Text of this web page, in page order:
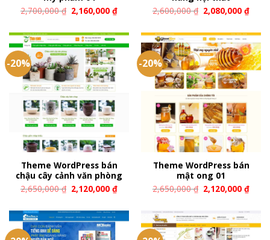
2,700,000₫ 2,160,000₫
2,600,000₫ 2,080,000₫
-20%
Theme WordPress bán
chậu cây cảnh văn phòng
2,650,000₫ 2,120,000₫
-20%
Theme WordPress bán
mật ong 01
2,650,000₫ 2,120,000₫